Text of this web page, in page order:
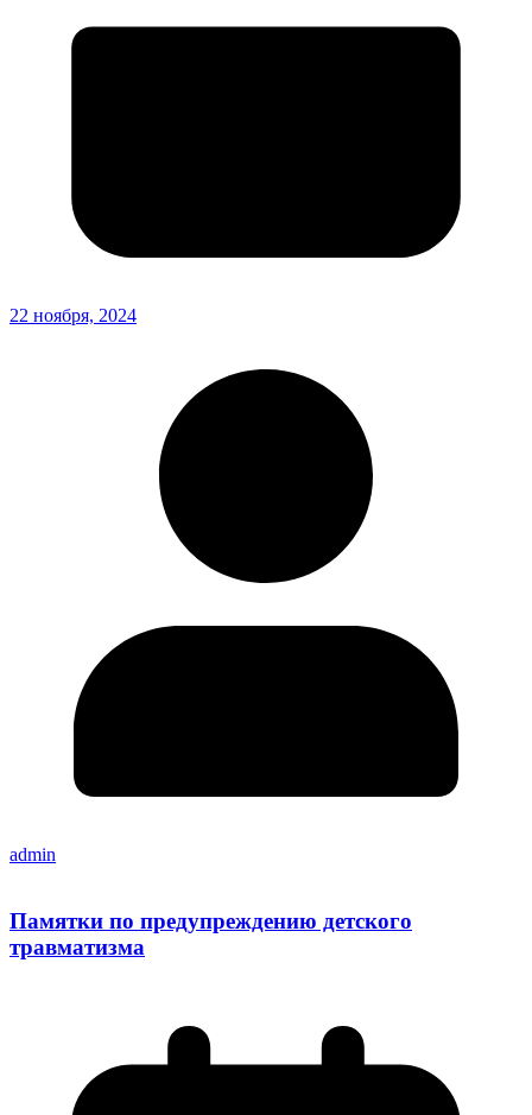
22 ноября, 2024
admin
Памятки по предупреждению детского
травматизма